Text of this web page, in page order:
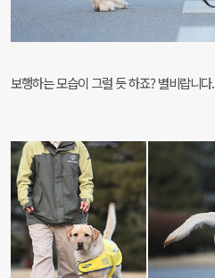
보행하는 모습이 그럴 듯 하죠? 별비랍니다.